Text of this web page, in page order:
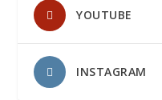
YOUTUBE
INSTAGRAM